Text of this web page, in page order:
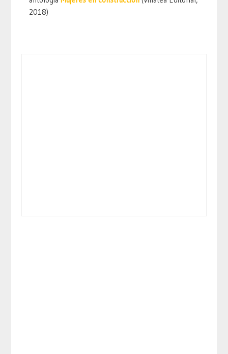
2018)